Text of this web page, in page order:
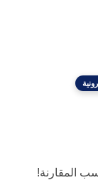
المقارنة!